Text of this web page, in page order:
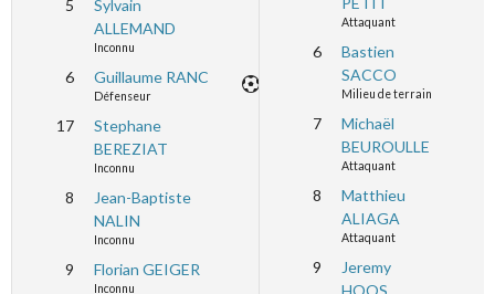
5
Sylvain
ALLEMAND
Inconnu
6 Guillaume RANC
Défenseur
17
Stephane
BEREZIAT
Inconnu
8
Jean-Baptiste
NALIN
Inconnu
9 Florian GEIGER
Inconnu
Attaquant
6
Bastien
SACCO
Milieu de terrain
7
Michaël
BEUROULLE
Attaquant
8
Matthieu
ALIAGA
Attaquant
9
Jeremy
HOOS